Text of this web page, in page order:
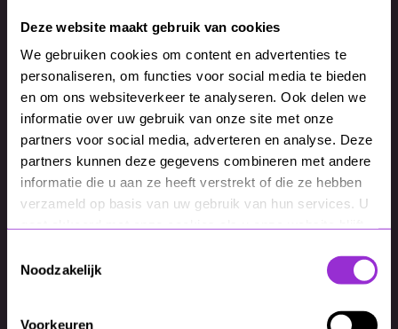
Deze website maakt gebruik van cookies
We gebruiken cookies om content en advertenties te
personaliseren, om functies voor social media te bieden
en om ons websiteverkeer te analyseren. Ook delen we
informatie over uw gebruik van onze site met onze
partners voor social media, adverteren en analyse. Deze
partners kunnen deze gegevens combineren met andere
informatie die u aan ze heeft verstrekt of die ze hebben
verzameld op basis van uw gebruik van hun services. U
Noodzakelijk
Voorkeuren
analyseren en optimaliseren elk element dat
bijdraagt aan het overtuigen van de gebruiker.
Van de opbouw van de pagina tot de call-to-
action.
Copywriting
De juiste tekst op je website neemt twijfels weg
en zet aan tot actie. Wij schrijven en
optimaliseren webteksten die aansluiten bij jouw
bezoeker. Met de juiste toon, de juiste
argumenten en een heldere boodschap die
converteert.